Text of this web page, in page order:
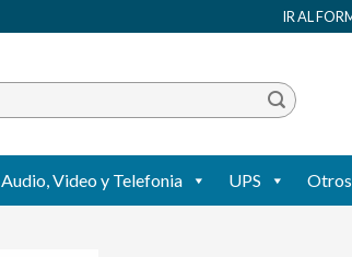
IR AL
Audio, Video y Telefonia UPS Otros